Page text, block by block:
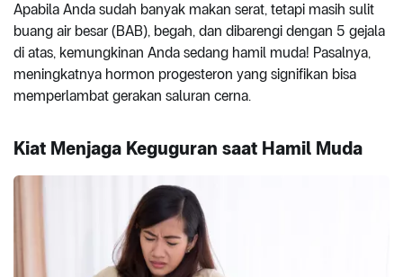
Apabila Anda sudah banyak makan serat, tetapi masih sulit
buang air besar (BAB), begah, dan dibarengi dengan 5 gejala
di atas, kemungkinan Anda sedang hamil muda! Pasalnya,
meningkatnya hormon progesteron yang signifikan bisa
memperlambat gerakan saluran cerna.
Kiat Menjaga Keguguran saat Hamil Muda